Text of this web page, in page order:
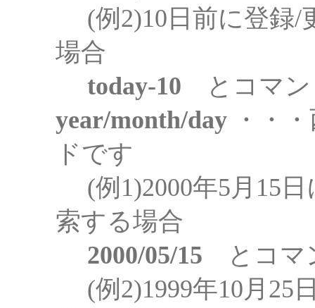
(例2)10日前に登録/
場合
today-10 とコマン
year/month/day ・・
ドです
(例1)2000年5月15
索する場合
2000/05/15 とコマ
(例2)1999年10月25